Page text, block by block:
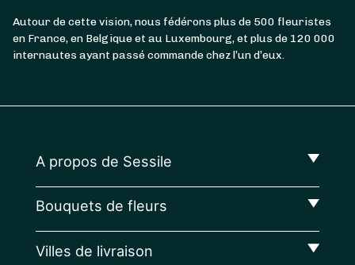
Autour de cette vision, nous fédérons plus de 500 fleuristes
en France, en Belgique et au Luxembourg, et plus de 120 000
internautes ayant passé commande chez l’un d’eux.
A propos de Sessile
Bouquets de fleurs
Villes de livraison